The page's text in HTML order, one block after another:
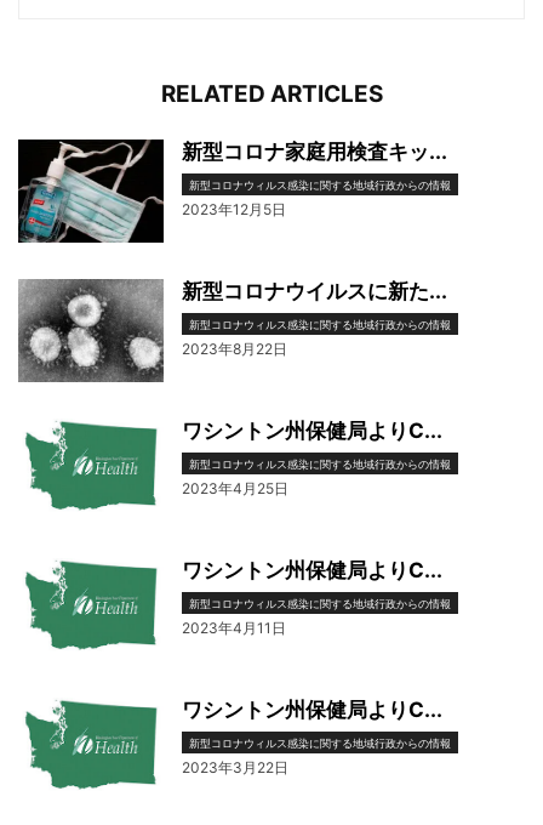
RELATED ARTICLES
新型コロナ家庭用検査キッ...
新型コロナウィルス感染に関する地域行政からの情報
2023年12月5日
新型コロナウイルスに新た...
新型コロナウィルス感染に関する地域行政からの情報
2023年8月22日
ワシントン州保健局よりC...
新型コロナウィルス感染に関する地域行政からの情報
2023年4月25日
ワシントン州保健局よりC...
新型コロナウィルス感染に関する地域行政からの情報
2023年4月11日
ワシントン州保健局よりC...
新型コロナウィルス感染に関する地域行政からの情報
2023年3月22日